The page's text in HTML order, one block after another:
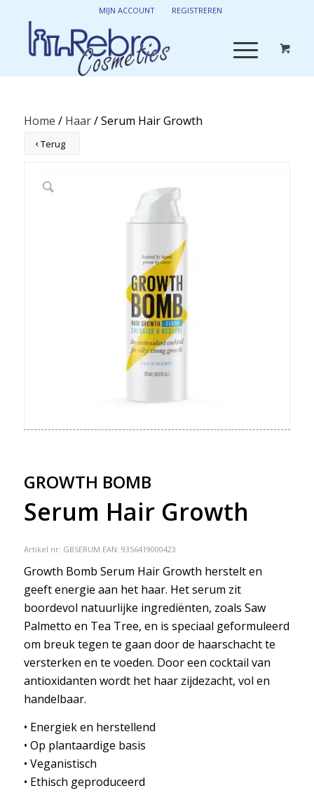
MIJN ACCOUNT REGISTREREN
Home / Haar/ Serum Hair Growth
Terug
GROWTH BOMB
Serum Hair Growth
Artikel nr: GBSERUM EAN: 9356419000423
Growth Bomb Serum Hair Growth herstelt en
geeft energie aan het haar. Het serum zit
boordevol natuurlijke ingrediënten, zoals Saw
Palmetto en Tea Tree, en is speciaal geformuleerd
om breuk tegen te gaan door de haarschacht te
versterken en te voeden. Door een cocktail van
antioxidanten wordt het haar zijdezacht, vol en
handelbaar.
• Energiek en herstellend
• Op plantaardige basis
• Veganistisch
• Ethisch geproduceerd